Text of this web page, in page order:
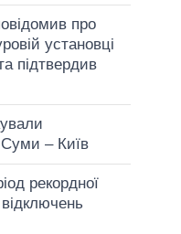
про
установці
підтвердив
– Київ
рекордної